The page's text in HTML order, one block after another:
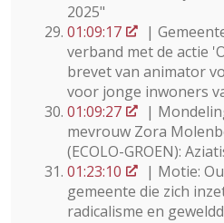
2025"
01:09:17
|
verband met de actie
brevet van animator
voor jonge inwoners
01:09:27
|
mevrouw Zora
(ECOLO-GROEN):
01:23:10
| Motie:
gemeente die zich
radicalisme en